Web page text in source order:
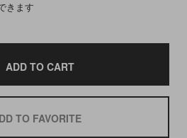
きます
ADD TO CART
TO FAVORITE